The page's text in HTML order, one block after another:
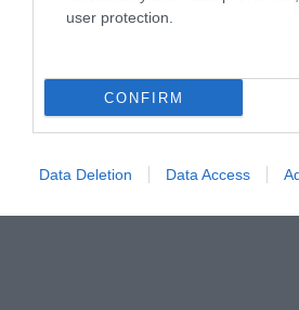
user protection.
CONFIRM
Data Deletion Data Access
5 spárgás recept a szezonra,
A spárgaszezon jellemzően
tart, és nagyjából most éri el